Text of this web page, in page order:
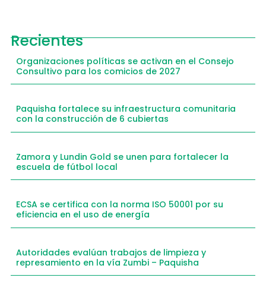
Recientes
Organizaciones políticas se activan en el Consejo
Consultivo para los comicios de 2027
Paquisha fortalece su infraestructura comunitaria
con la construcción de 6 cubiertas
Zamora y Lundin Gold se unen para fortalecer la
escuela de fútbol local
ECSA se certifica con la norma ISO 50001 por su
eficiencia en el uso de energía
Autoridades evalúan trabajos de limpieza y
represamiento en la vía Zumbi – Paquisha